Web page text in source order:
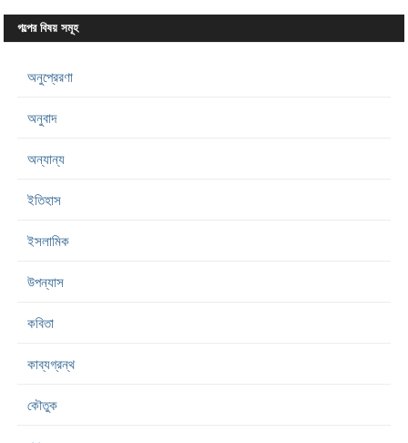
গল্পের বিষয় সমূহ
অনুপ্রেরণা
অনুবাদ
অন্যান্য
ইতিহাস
ইসলামিক
উপন্যাস
কবিতা
কাব্যগ্রন্থ
কৌতুক